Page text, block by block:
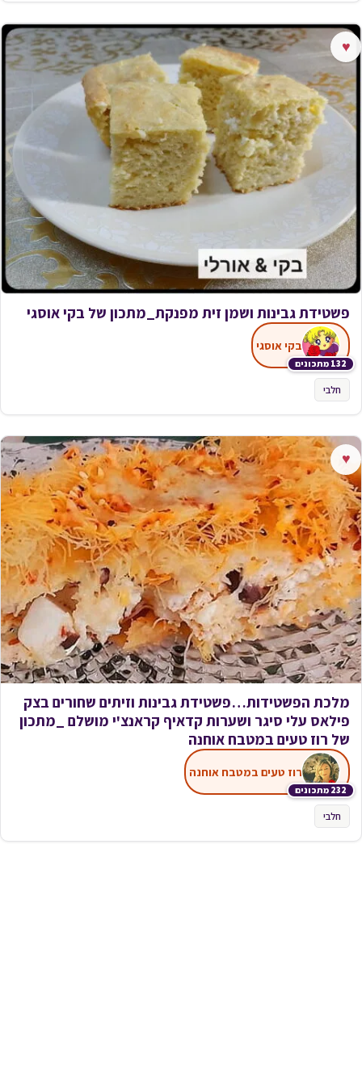
♥
פשטידת גבינות ושמן זית מפנקת_מתכון של בקי אוסגי
132 מתכונים
בקי אוסגי
חלבי
♥
מלכת הפשטידות…פשטידת גבינות וזיתים שחורים בצק
פילאס עלי סיגר ושערות קדאיף קראנצ'י מושלם _מתכון
של רוז טעים במטבח אוחנה
232 מתכונים
רוז טעים במטבח אוחנה
חלבי